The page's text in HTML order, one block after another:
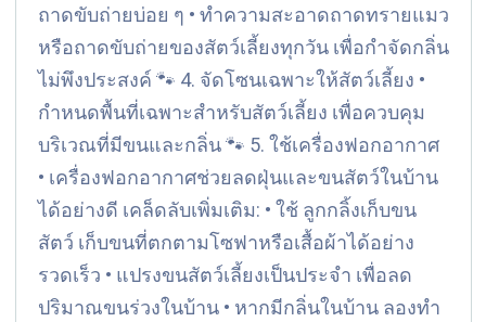
ถาดขับถ่ายบ่อย ๆ • ทำความสะอาดถาดทรายแมว
หรือถาดขับถ่ายของสัตว์เลี้ยงทุกวัน เพื่อกำจัดกลิ่น
ไม่พึงประสงค์ 🐾 4. จัดโซนเฉพาะให้สัตว์เลี้ยง •
กำหนดพื้นที่เฉพาะสำหรับสัตว์เลี้ยง เพื่อควบคุม
บริเวณที่มีขนและกลิ่น 🐾 5. ใช้เครื่องฟอกอากาศ
• เครื่องฟอกอากาศช่วยลดฝุ่นและขนสัตว์ในบ้าน
ได้อย่างดี เคล็ดลับเพิ่มเติม: • ใช้ ลูกกลิ้งเก็บขน
สัตว์ เก็บขนที่ตกตามโซฟาหรือเสื้อผ้าได้อย่าง
รวดเร็ว • แปรงขนสัตว์เลี้ยงเป็นประจำ เพื่อลด
ปริมาณขนร่วงในบ้าน • หากมีกลิ่นในบ้าน ลองทำ